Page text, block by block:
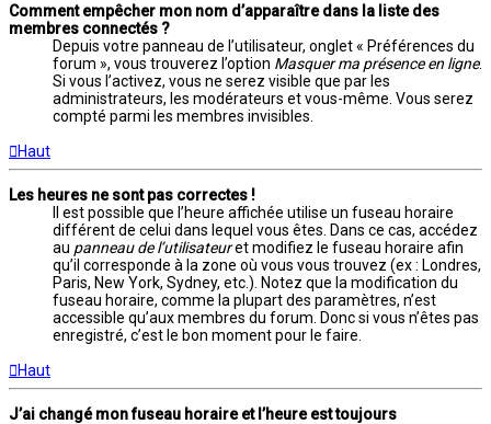
Comment empêcher mon nom d’apparaître dans la liste des
membres connectés ?
Depuis votre panneau de l’utilisateur, onglet « Préférences du
forum », vous trouverez l’option Masquer ma présence en ligne.
Si vous l’activez, vous ne serez visible que par les
administrateurs, les modérateurs et vous-même. Vous serez
compté parmi les membres invisibles.
Haut
Les heures ne sont pas correctes !
Il est possible que l’heure affichée utilise un fuseau horaire
différent de celui dans lequel vous êtes. Dans ce cas, accédez
au panneau de l’utilisateuret modifiez le fuseau horaire afin
qu’il corresponde à la zone où vous vous trouvez (ex : Londres,
Paris, New York, Sydney, etc.). Notez que la modification du
fuseau horaire, comme la plupart des paramètres, n’est
accessible qu’aux membres du forum. Donc si vous n’êtes pas
enregistré, c’est le bon moment pour le faire.
Haut
J’ai changé mon fuseau horaire et l’heure est toujours